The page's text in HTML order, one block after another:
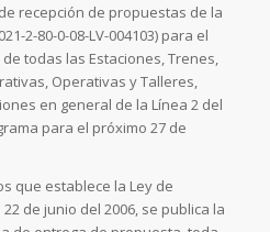
recepción de propuestas de la
2-80-0-08-LV-004103) para el
todas las Estaciones, Trenes,
Operativas y Talleres,
en general de la Línea 2 del
para el próximo 27 de
que establece la Ley de
de junio del 2006, se publica la